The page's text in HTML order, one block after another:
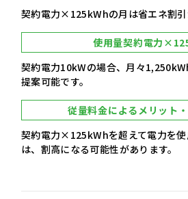
契約電力×125kWhの月は省エネ割引
使用量契約電力
契約電力10kWの場合、月々
提案可能です。
従量料金によるメリット
契約電力×125kWhを超えて電力を
は、割高になる可能性があります。